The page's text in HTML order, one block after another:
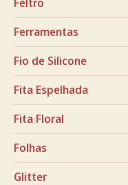
Feltro
Ferramentas
Fio de Silicone
Fita Espelhada
Fita Floral
Folhas
Glitter